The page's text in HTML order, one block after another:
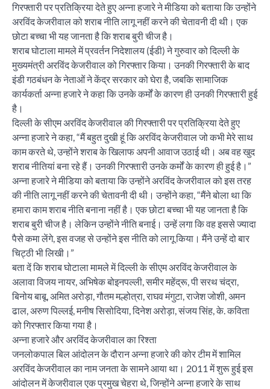
गिरफ्तारी पर प्रतिक्रिया देते हुए अन्ना हजारे ने मीडिया को बताया कि उन्होंने
अरविंद केजरीवाल को शराब नीति लागू नहीं करने की चेतावनी दी थी। एक
छोटा बच्चा भी यह जानता है कि शराब बुरी चीज है।
शराब घोटाला मामले में प्रवर्तन निदेशालय (ईडी) ने गुरुवार को दिल्ली के
मुख्यमंत्री अरविंद केजरीवाल को गिरफ्तार किया। उनकी गिरफ्तारी के बाद
इंडी गठबंधन के नेताओं ने केंद्र सरकार को घेरा है, जबकि सामाजिक
कार्यकर्ता अन्ना हजारे ने कहा कि उनके कर्मों के कारण ही उनकी गिरफ्तारी हुई
है।
दिल्ली के सीएम अरविंद केजरीवाल की गिरफ्तारी पर प्रतिक्रिया देते हुए
अन्ना हजारे ने कहा, “मैं बहुत दुखी हूं कि अरविंद केजरीवाल जो कभी मेरे साथ
काम करते थे, उन्होंने शराब के खिलाफ अपनी आवाज उठाई थी। अब वह खुद
शराब नीतियां बना रहे हैं। उनकी गिरफ्तारी उनके कर्मों के कारण ही हुई है।”
अन्ना हजारे ने मीडिया को बताया कि उन्होंने अरविंद केजरीवाल को इस तरह
की नीति लागू नहीं करने की चेतावनी दी थी। उन्होंने कहा, “मैंने बोला था कि
हमारा काम शराब नीति बनाना नहीं है। एक छोटा बच्चा भी यह जानता है कि
शराब बुरी चीज है। लेकिन उन्होंने नीति बनाई। उन्हें लगा कि वह इससे ज्यादा
पैसे कमा लेंगे, इस वजह से उन्होंने इस नीति को लागू किया। मैंने उन्हें दो बार
चिट्ठी भी लिखी।”
बता दें कि शराब घोटाला मामले में दिल्ली के सीएम अरविंद केजरीवाल के
अलावा विजय नायर, अभिषेक बोइनपल्ली, समीर महेंद्रू, पी सरथ चंद्रा,
बिनोय बाबू, अमित अरोड़ा, गौतम मल्होत्रा, राघव मंगुटा, राजेश जोशी, अमन
ढाल, अरुण पिल्लई, मनीष सिसोदिया, दिनेश अरोड़ा, संजय सिंह, के. कविता
को गिरफ्तार किया गया है।
अन्ना हजारे और अरविंद केजरीवाल का रिश्ता
जनलोकपाल बिल आंदोलन के दौरान अन्ना हजारे की कोर टीम में शामिल
अरविंद केजरीवाल का नाम जनता के सामने आया था। 2011 में शुरू हुई इस
आंदोलन में केजरीवाल एक प्रमुख चेहरा थे, जिन्होंने अन्ना हजारे के साथ